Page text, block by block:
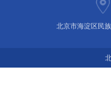
北京市海淀区民